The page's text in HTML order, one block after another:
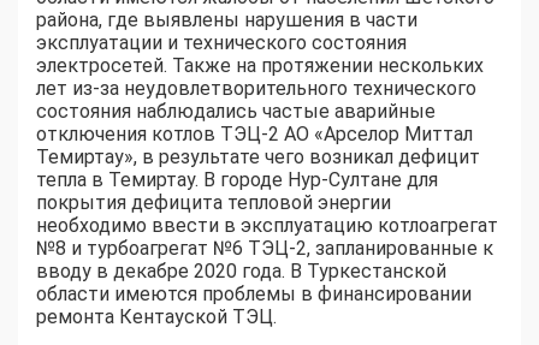
района, где выявлены нарушения в части
эксплуатации и технического состояния
электросетей. Также на протяжении нескольких
лет из-за неудовлетворительного технического
состояния наблюдались частые аварийные
отключения котлов ТЭЦ-2 АО «Арселор Миттал
Темиртау», в результате чего возникал дефицит
тепла в Темиртау. В городе Нур-Султане для
покрытия дефицита тепловой энергии
необходимо ввести в эксплуатацию котлоагрегат
№8 и турбоагрегат №6 ТЭЦ-2, запланированные к
вводу в декабре 2020 года. В Туркестанской
области имеются проблемы в финансировании
ремонта Кентауской ТЭЦ.